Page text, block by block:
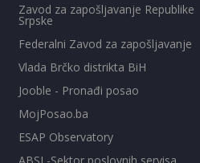
Zavod za zapošljavanje Republike
Srpske
Federalni Zavod za zapošljavanje
Vlada Brčko distrikta BiH
Jooble - Pronađi posao
MojPosao.ba
ESAP Observatory